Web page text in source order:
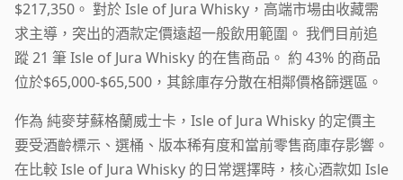
$217,350。 對於 Isle of Jura Whisky，高端市場由收藏需
求主導，突出的酒款定價遠超一般飲用範圍。 我們目前追
蹤 21 筆 Isle of Jura Whisky 的在售商品。 約 43% 的商品
位於$65,000-$65,500，其餘庫存分散在相鄰價格篩選區。
作為 純麥芽蘇格蘭威士卡，Isle of Jura Whisky 的定價主
要受酒齡標示、選桶、版本稀有度和當前零售商庫存影響。
在比較 Isle of Jura Whisky 的日常選擇時，核心酒款如 Isle